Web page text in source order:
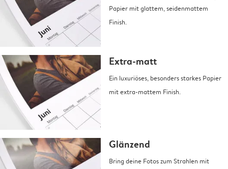
Papier mit glattem, seidenmattem
Finish.
Extra-matt
Ein luxuriöses, besonders starkes Papier
mit extra-mattem Finish.
Glänzend
Bring deine Fotos zum Strahlen mit